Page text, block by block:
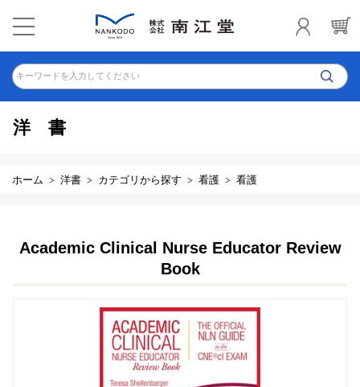
キーワードを入力してください
洋書
ホーム 洋書 カテゴリから探す 看護 看護
Academic Clinical Nurse Educator Review
Book